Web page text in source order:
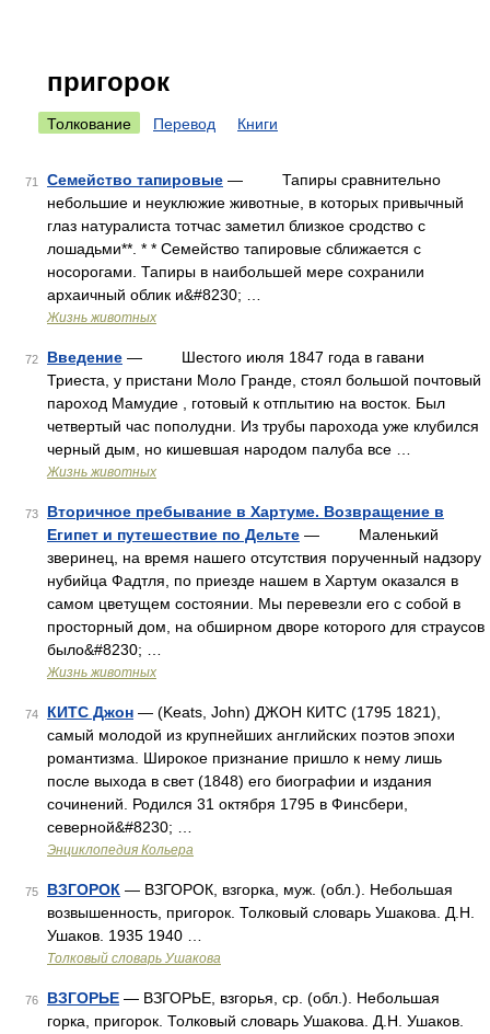
пригорок
Толкование Перевод Книги
71 Семейство тапировые — Тапиры сравнительно
небольшие и неуклюжие животные, в которых привычный
глаз натуралиста тотчас заметил близкое сродство с
лошадьми**. * * Семейство тапировые сближается с
носорогами. Тапиры в наибольшей мере сохранили
архаичный облик и&#8230; …
Жизнь животных
72 Введение — Шестого июля 1847 года в гавани
Триеста, у пристани Моло Гранде, стоял большой почтовый
пароход Мамудие , готовый к отплытию на восток. Был
четвертый час пополудни. Из трубы парохода уже клубился
черный дым, но кишевшая народом палуба все …
Жизнь животных
73
Вторичное пребывание в Хартуме. Возвращение в
Египет и путешествие по Дельте — Маленький
зверинец, на время нашего отсутствия порученный надзору
нубийца Фадтля, по приезде нашем в Хартум оказался в
самом цветущем состоянии. Мы перевезли его с собой в
просторный дом, на обширном дворе которого для страусов
было&#8230; …
Жизнь животных
74 КИТС Джон — (Keats, John) ДЖОН КИТС (1795 1821),
самый молодой из крупнейших английских поэтов эпохи
романтизма. Широкое признание пришло к нему лишь
после выхода в свет (1848) его биографии и издания
сочинений. Родился 31 октября 1795 в Финсбери,
северной&#8230; …
Энциклопедия Кольера
75 ВЗГОРОК — ВЗГОРОК, взгорка, муж. (обл.). Небольшая
возвышенность, пригорок. Толковый словарь Ушакова. Д.Н.
Ушаков. 1935 1940 …
Толковый словарь Ушакова
76 ВЗГОРЬЕ — ВЗГОРЬЕ, взгорья, ср. (обл.). Небольшая
горка, пригорок. Толковый словарь Ушакова. Д.Н. Ушаков.